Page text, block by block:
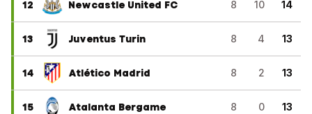
12 Newcastle United FC 8 10 14
13 Juventus Turin 8 4 13
14 Atlético Madrid 8 2 13
15 Atalanta Bergame 8 0 13